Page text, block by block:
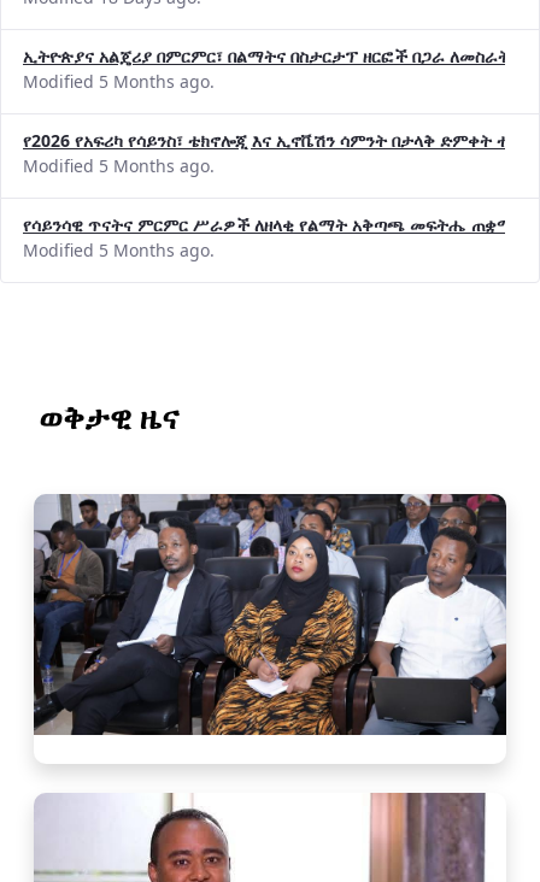
ኢትዮጵያና አልጄሪያ በምርምር፣ በልማትና በስታርታፕ ዘርፎች በጋራ ለመስራት
Modified 5 Months ago.
የ2026 የአፍሪካ የሳይንስ፣ ቴክኖሎጂ እና ኢኖቬሽን ሳምንት በታላቅ ድምቀት
Modified 5 Months ago.
የሳይንሳዊ ጥናትና ምርምር ሥራዎች ለዘላቂ የልማት አቅጣጫ መፍትሔ ጠቋሚ
Modified 5 Months ago.
ወቅታዊ ዜና